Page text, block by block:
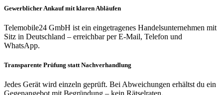
Gewerblicher Ankauf mit klaren Abläufen
Telemobile24 GmbH ist ein eingetragenes Handelsunternehmen mit
Sitz in Deutschland – erreichbar per E-Mail, Telefon und
WhatsApp.
Transparente Prüfung statt Nachverhandlung
Jedes Gerät wird einzeln geprüft. Bei Abweichungen erhältst du ein